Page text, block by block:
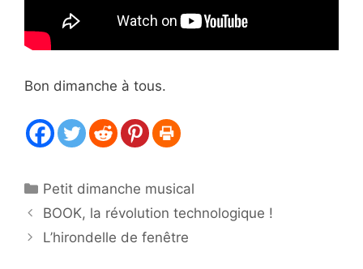
Bon dimanche à tous.
Catégories
Petit dimanche musical
BOOK, la révolution technologique !
L’hirondelle de fenêtre